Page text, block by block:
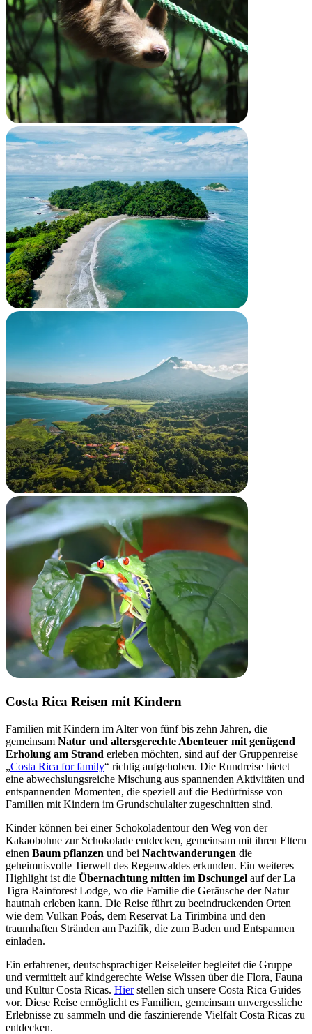
Costa Rica Reisen mit Kindern
Familien mit Kindern im Alter von fünf bis zehn Jahren, die
gemeinsam Natur und altersgerechte Abenteuer mit genügend
Erholung am Strand erleben möchten, sind auf der Gruppenreise
„Costa Rica for family“ richtig aufgehoben. Die Rundreise bietet
eine abwechslungsreiche Mischung aus spannenden Aktivitäten und
entspannenden Momenten, die speziell auf die Bedürfnisse von
Familien mit Kindern im Grundschulalter zugeschnitten sind.
Kinder können bei einer Schokoladentour den Weg von der
Kakaobohne zur Schokolade entdecken, gemeinsam mit ihren Eltern
einen Baum pflanzen und bei Nachtwanderungen die
geheimnisvolle Tierwelt des Regenwaldes erkunden. Ein weiteres
Highlight ist die Übernachtung mitten im Dschungel auf der La
Tigra Rainforest Lodge, wo die Familie die Geräusche der Natur
hautnah erleben kann. Die Reise führt zu beeindruckenden Orten
wie dem Vulkan Poás, dem Reservat La Tirimbina und den
traumhaften Stränden am Pazifik, die zum Baden und Entspannen
einladen.
Ein erfahrener, deutschsprachiger Reiseleiter begleitet die Gruppe
und vermittelt auf kindgerechte Weise Wissen über die Flora, Fauna
und Kultur Costa Ricas. Hierstellen sich unsere Costa Rica Guides
vor. Diese Reise ermöglicht es Familien, gemeinsam unvergessliche
Erlebnisse zu sammeln und die faszinierende Vielfalt Costa Ricas zu
entdecken.